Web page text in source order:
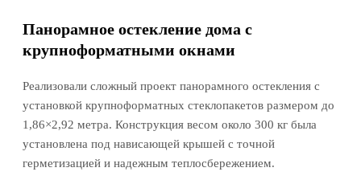
Панорамное остекление дома с
крупноформатными окнами
Реализовали сложный проект панорамного остекления с
установкой крупноформатных стеклопакетов размером до
1,86×2,92 метра. Конструкция весом около 300 кг была
установлена под нависающей крышей с точной
герметизацией и надежным теплосбережением.